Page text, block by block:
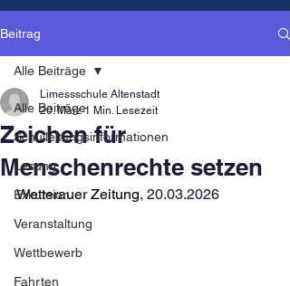
Beitrag
Alle Beiträge
Schulleitungsinformationen
Lesung
Exkursion
Veranstaltung
Wettbewerb
Fahrten
Alle Beiträge
Zeichen für
Menschenrechte setzen
Limessschule Altenstadt
20. März 1 Min. Lesezeit
Wetterauer Zeitung, 20.03.2026